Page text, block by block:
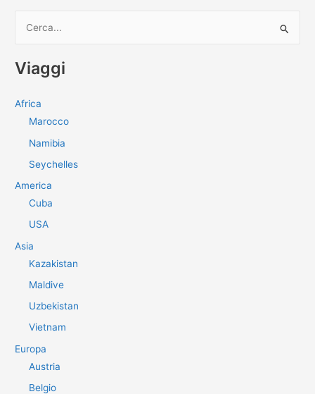
c
Viaggi
Africa
Marocco
Namibia
Seychelles
America
Cuba
USA
Asia
Kazakistan
Maldive
Uzbekistan
Vietnam
Europa
Austria
Belgio